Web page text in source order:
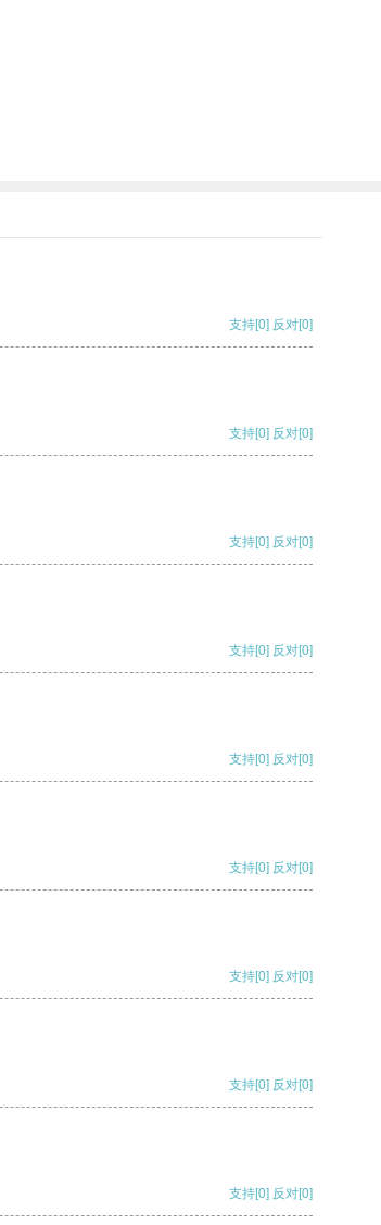
支持[0] 反对[0]
支持[0] 反对[0]
支持[0] 反对[0]
支持[0] 反对[0]
支持[0] 反对[0]
支持[0] 反对[0]
支持[0] 反对[0]
支持[0] 反对[0]
支持[0] 反对[0]